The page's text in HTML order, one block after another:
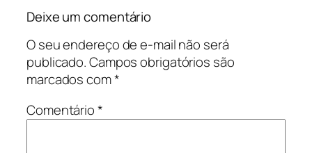
Deixe um comentário
O seu endereço de e-mail não será
publicado.Campos obrigatórios são
marcados com*
Comentário*